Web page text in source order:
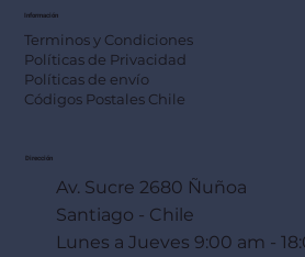
Información
Terminos y Condiciones
Políticas de Privacidad
Políticas de envío
Códigos Postales Chile
Dirección
Av. Sucre 2680 Ñuñoa
Santiago - Chile
Lunes a Jueves 9:00 am -